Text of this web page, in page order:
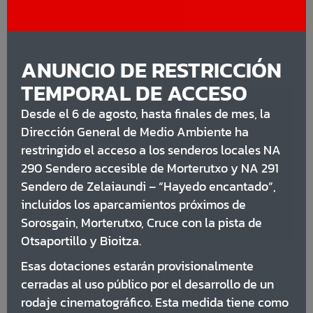
La falta de lluvia ya se deja
sentir en Urbasa y Andía
ANUNCIO DE RESTRICCIÓN
TEMPORAL DE ACCESO
Desde el 6 de agosto, hasta finales de mes, la
Dirección General de Medio Ambiente ha
restringido el acceso a los senderos locales NA
290 Sendero accesible de Morterutxo y NA 291
Sendero de Zelaiaundi – “Hayedo encantado”,
incluidos los aparcamientos próximos de
Sorosgain, Morterutxo, Cruce con la pista de
Otsaportillo y Bioitza.
Esas dotaciones estarán provisionalmente
cerradas al uso público por el desarrollo de un
rodaje cinematográfico. Esta medida tiene como